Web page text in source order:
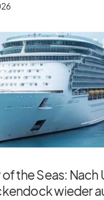
the Seas: Nach
wieder